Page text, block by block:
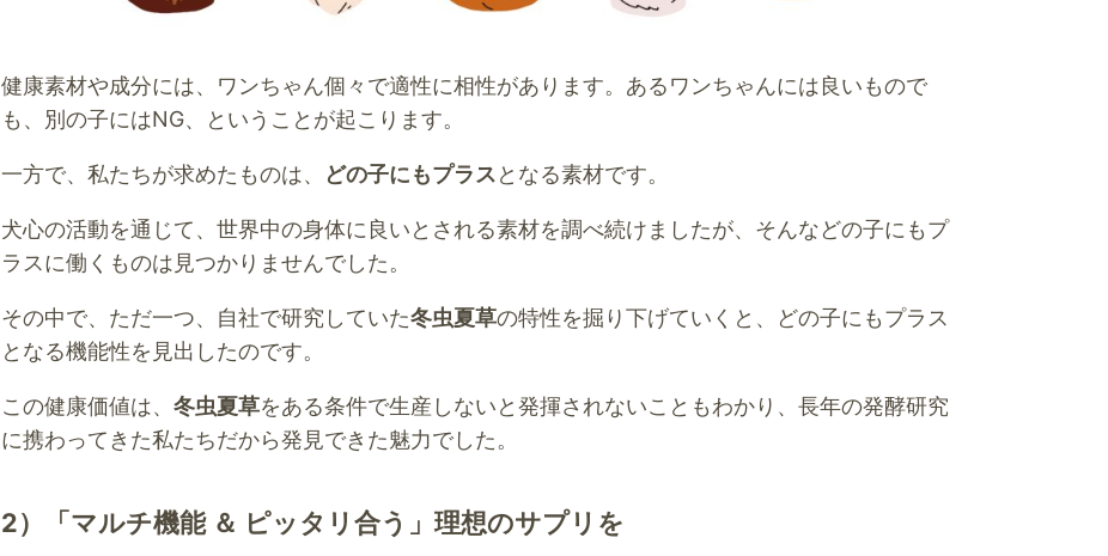
健康素材や成分には、ワンちゃん個々で適性に相性があります。あるワンちゃんには良いもので
も、別の子にはNG、ということが起こります。
一方で、私たちが求めたものは、 どの子にもプラスとなる素材です。
犬心の活動を通じて、世界中の身体に良いとされる素材を調べ続けましたが、そんなどの子にもプ
ラスに働くものは見つかりませんでした。
その中で、ただ一つ、自社で研究していた冬虫夏草の特性を掘り下げていくと、どの子にもプラス
となる機能性を見出したのです。
この健康価値は、 冬虫夏草をある条件で生産しないと発揮されないこともわかり、長年の発酵研究
に携わってきた私たちだから発見できた魅力でした。
2）「マルチ機能 ＆ ピッタリ合う」理想のサプリを